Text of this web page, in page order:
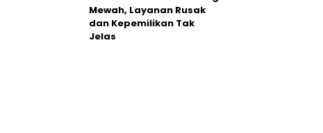
Mewah, Layanan Rusak
dan Kepemilikan Tak
Jelas